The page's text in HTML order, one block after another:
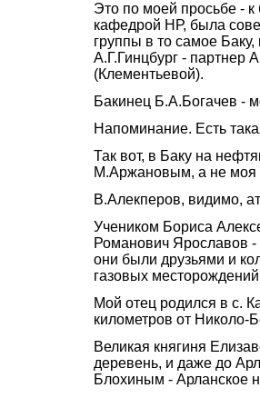
Это по моей просьбе -
кафедрой НР, была
группы в то самое Баку,
А.Г.Гинцбург - партнер
(Клементьевой).
Бакинец Б.А.Богачев -
Напоминание. Есть
Так вот, в Баку на
М.Аржановым, а не моя
В.Алекперов, видимо,
Учеником Бориса
Романович Ярославов -
они были друзьями и
газовых
Мой отец родился в с.
километров от Николо-
Великая княгиня
деревень, и даже до
Блохиным - Арланское